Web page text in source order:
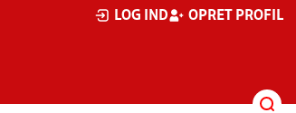
LOG IND OPRET PROFIL